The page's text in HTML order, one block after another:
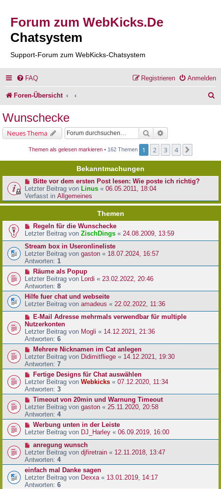
Forum zum WebKicks.De
Chatsystem
Support-Forum zum WebKicks-Chatsystem
FAQ Anmelden
Registrieren
Foren-Übersicht
Wunschecke
Neues Thema Suche
Themen als gelesen markieren • 162 Themen 1 2 3 4
Bekanntmachungen
Bitte vor dem ersten Post lesen: Wie poste ich richtig?
Letzter Beitrag von Linus « 06.05.2011, 18:04
Verfasst in Allgemeines
Themen
Regeln für die Wunschecke
Letzter Beitrag von ZischDings « 24.08.2009, 13:59
Stream box in Useronlineliste
Letzter Beitrag von gaston « 18.07.2024, 16:57
Antworten: 1
Räume als Popup
Letzter Beitrag von
Lordi « 23.02.2022, 20:46
Antworten: 8
Hilfe fuer chat und webseite
Letzter Beitrag von amadeus « 22.02.2022, 11:36
E-Mail Adresse mehrmals verwendbar für multiple
Nutzerkonten
Letzter Beitrag von Mogli « 14.12.2021, 21:36
Antworten: 6
Mehrere Nicknamen im Cat anlegen
Letzter Beitrag von Didimitfliege « 14.12.2021, 19:30
Antworten: 7
Fertige Designs für Chat auswählen
Letzter Beitrag von Webkicks « 07.12.2020, 11:34
Antworten: 3
Timeout von 20min und Warnung Timeout
Letzter Beitrag von gaston « 25.11.2020, 20:58
Antworten: 4
Werbung unten in der Leiste
Letzter Beitrag von DJ_Harley « 06.09.2019, 16:00
anregung wunsch
Letzter Beitrag von djfiretrain « 12.11.2018, 13:47
Antworten: 4
einfach mal Danke sagen
Letzter Beitrag von Dexxa « 13.01.2019, 14:17
Antworten: 6